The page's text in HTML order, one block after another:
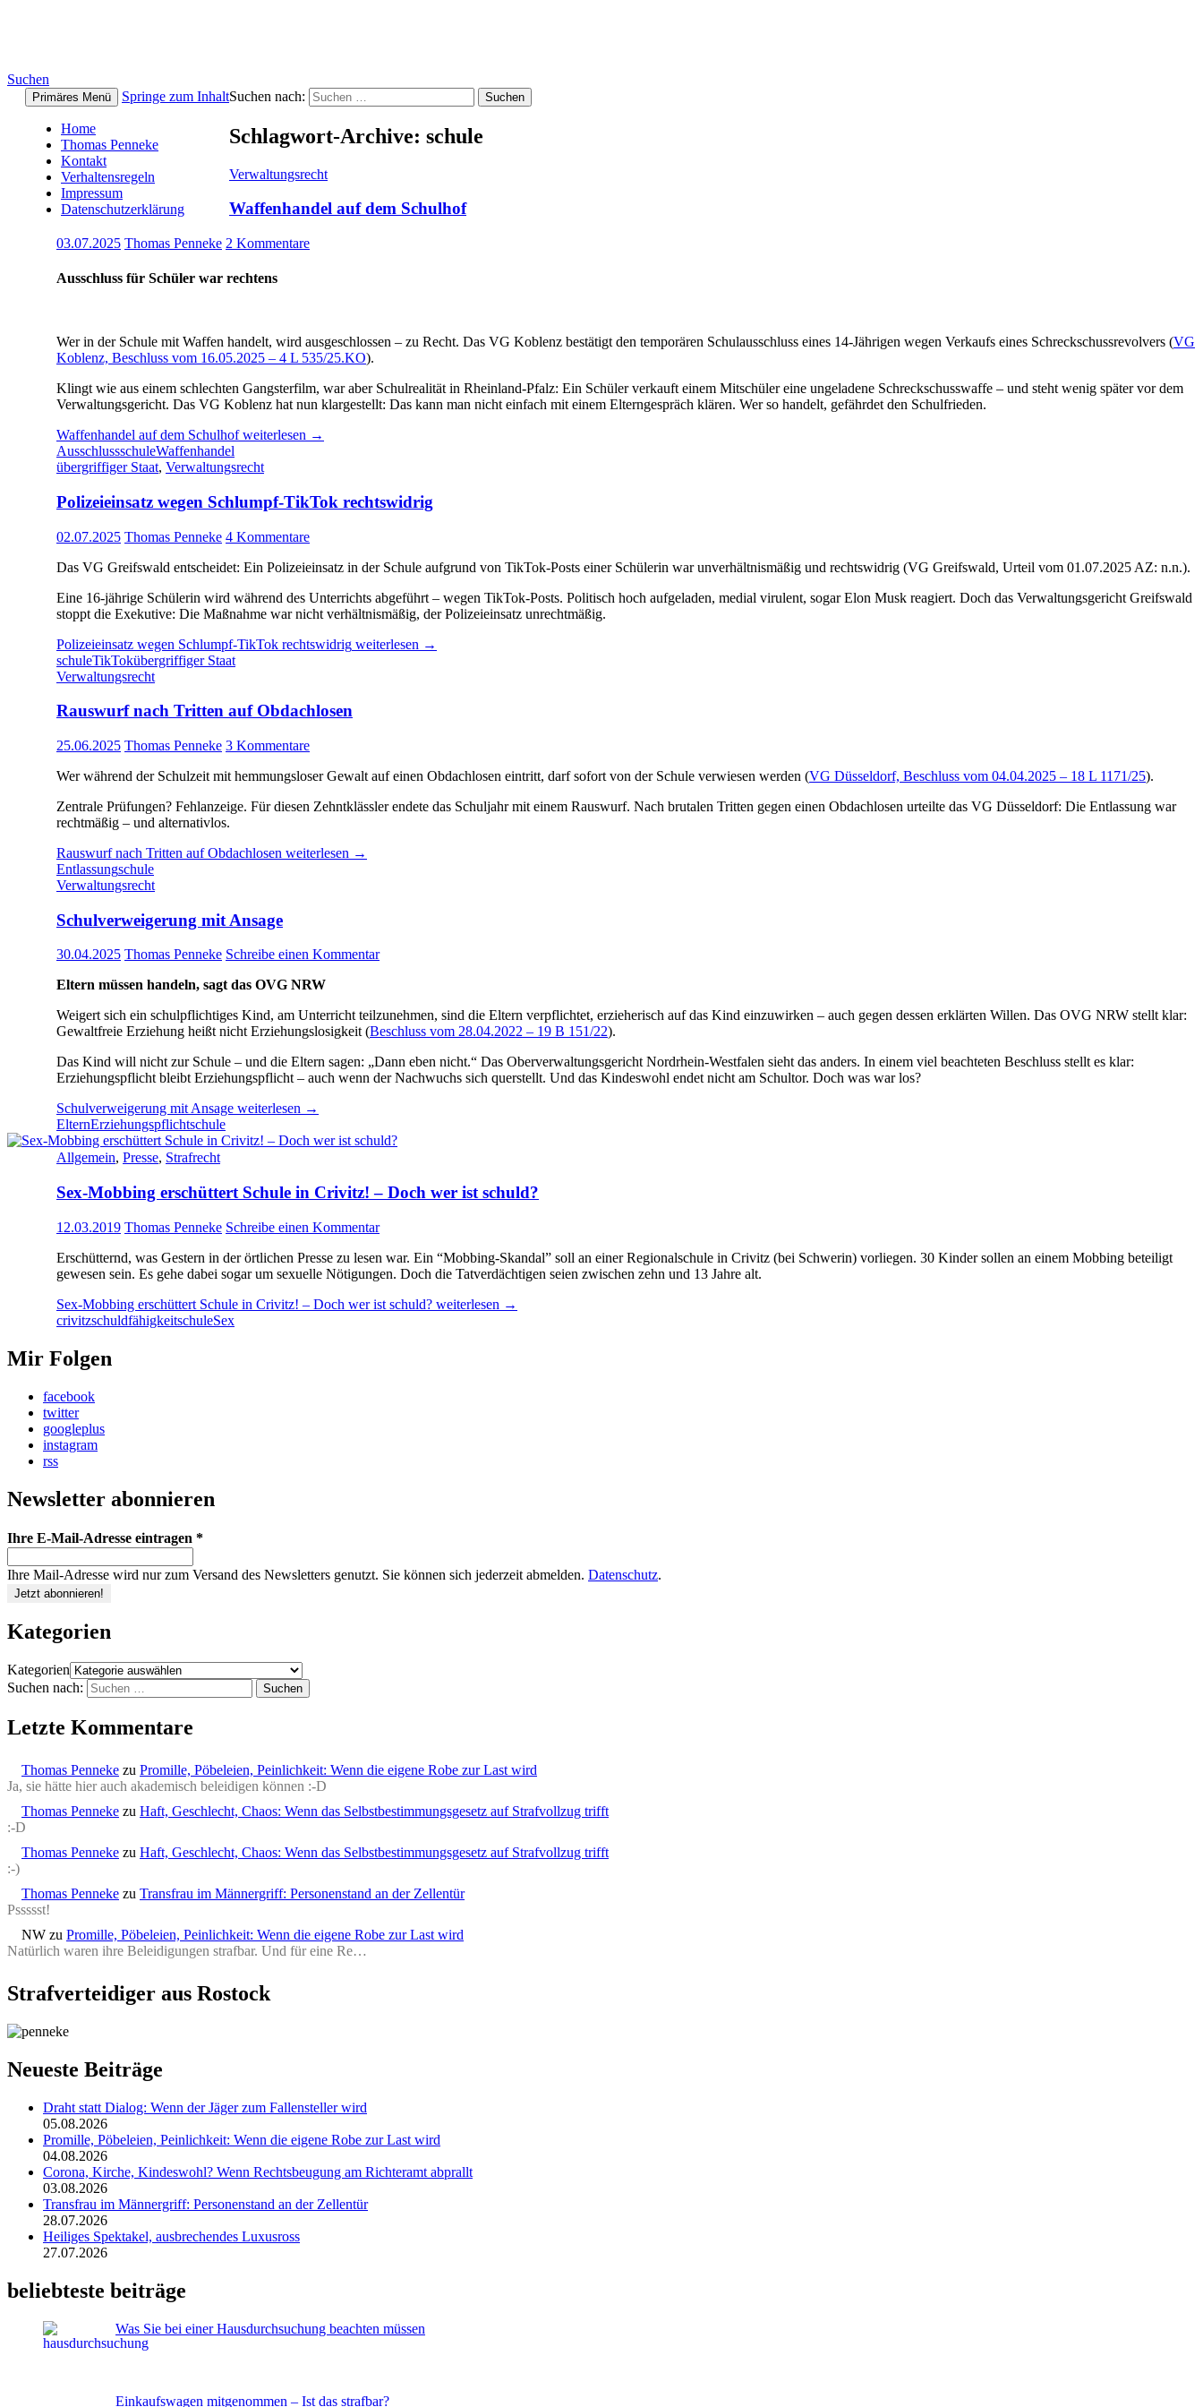
Suchen
Primäres Menü Springe zum Inhalt
Home
Thomas Penneke
Kontakt
Verhaltensregeln
Impressum
Datenschutzerklärung
Suchen nach:
Schlagwort-Archive: schule
Verwaltungsrecht
Waffenhandel auf dem Schulhof
03.07.2025 Thomas Penneke 2 Kommentare
Ausschluss für Schüler war rechtens
Wer in der Schule mit Waffen handelt, wird ausgeschlossen – zu Recht. Das VG Koblenz bestätigt den temporären Schulausschluss eines 14‑Jährigen wegen Verkaufs eines Schreckschussrevolvers (VG
Koblenz, Beschluss vom 16.05.2025 – 4 L 535/25.KO).
Klingt wie aus einem schlechten Gangsterfilm, war aber Schulrealität in Rheinland-Pfalz: Ein Schüler verkauft einem Mitschüler eine ungeladene Schreckschusswaffe – und steht wenig später vor dem
Verwaltungsgericht. Das VG Koblenz hat nun klargestellt: Das kann man nicht einfach mit einem Elterngespräch klären. Wer so handelt, gefährdet den Schulfrieden.
Waffenhandel auf dem Schulhofweiterlesen →
AusschlussschuleWaffenhandel
übergriffiger Staat, Verwaltungsrecht
Polizeieinsatz wegen Schlumpf-TikTok rechtswidrig
02.07.2025 Thomas Penneke 4 Kommentare
Das VG Greifswald entscheidet: Ein Polizeieinsatz in der Schule aufgrund von TikTok-Posts einer Schülerin war unverhältnismäßig und rechtswidrig (VG Greifswald, Urteil vom 01.07.2025 AZ: n.n.).
Eine 16‑jährige Schülerin wird während des Unterrichts abgeführt – wegen TikTok-Posts. Politisch hoch aufgeladen, medial virulent, sogar Elon Musk reagiert. Doch das Verwaltungsgericht Greifswald
stoppt die Exekutive: Die Maßnahme war nicht verhältnismäßig, der Polizeieinsatz unrechtmäßig.
Polizeieinsatz wegen Schlumpf-TikTok rechtswidrig weiterlesen →
schuleTikTokübergriffiger Staat
Verwaltungsrecht
Rauswurf nach Tritten auf Obdachlosen
25.06.2025 Thomas Penneke 3 Kommentare
Wer während der Schulzeit mit hemmungsloser Gewalt auf einen Obdachlosen eintritt, darf sofort von der Schule verwiesen werden (VG Düsseldorf, Beschluss vom 04.04.2025 – 18 L 1171/25).
Zentrale Prüfungen? Fehlanzeige. Für diesen Zehntklässler endete das Schuljahr mit einem Rauswurf. Nach brutalen Tritten gegen einen Obdachlosen urteilte das VG Düsseldorf: Die Entlassung war
rechtmäßig – und alternativlos.
Rauswurf nach Tritten auf Obdachlosen weiterlesen →
Entlassungschule
Verwaltungsrecht
Schulverweigerung mit Ansage
30.04.2025 Thomas Penneke Schreibe einen Kommentar
Eltern müssen handeln, sagt das OVG NRW
Weigert sich ein schulpflichtiges Kind, am Unterricht teilzunehmen, sind die Eltern verpflichtet, erzieherisch auf das Kind einzuwirken – auch gegen dessen erklärten Willen. Das OVG NRW stellt klar:
Gewaltfreie Erziehung heißt nicht Erziehungslosigkeit (Beschluss vom 28.04.2022 – 19 B 151/22).
Das Kind will nicht zur Schule – und die Eltern sagen: „Dann eben nicht.“ Das Oberverwaltungsgericht Nordrhein-Westfalen sieht das anders. In einem viel beachteten Beschluss stellt es klar:
Erziehungspflicht bleibt Erziehungspflicht – auch wenn der Nachwuchs sich querstellt. Und das Kindeswohl endet nicht am Schultor. Doch was war los?
Schulverweigerung mit Ansage weiterlesen →
ElternErziehungspflichtschule
Allgemein, Presse, Strafrecht
Sex-Mobbing erschüttert Schule in Crivitz! – Doch wer ist schuld?
12.03.2019 Thomas Penneke Schreibe einen Kommentar
Erschütternd, was Gestern in der örtlichen Presse zu lesen war. Ein “Mobbing-Skandal” soll an einer Regionalschule in Crivitz (bei Schwerin) vorliegen. 30 Kinder sollen an einem Mobbing beteiligt
gewesen sein. Es gehe dabei sogar um sexuelle Nötigungen. Doch die Tatverdächtigen seien zwischen zehn und 13 Jahre alt.
Sex-Mobbing erschüttert Schule in Crivitz! – Doch wer ist schuld? weiterlesen →
crivitzschuldfähigkeitschuleSex
Mir Folgen
facebook
twitter
googleplus
instagram
rss
Newsletter abonnieren
Ihre E-Mail-Adresse eintragen *
Ihre Mail-Adresse wird nur zum Versand des Newsletters genutzt. Sie können sich jederzeit abmelden. Datenschutz.
Kategorien
Kategorien
Suchen nach:
Letzte Kommentare
Thomas Penneke zu Promille, Pöbeleien, Peinlichkeit: Wenn die eigene Robe zur Last wird
Ja, sie hätte hier auch akademisch beleidigen können :-D
Thomas Penneke zu Haft, Geschlecht, Chaos: Wenn das Selbstbestimmungsgesetz auf Strafvollzug trifft
:-D
Thomas Penneke zu Haft, Geschlecht, Chaos: Wenn das Selbstbestimmungsgesetz auf Strafvollzug trifft
:-)
Thomas Penneke zu Transfrau im Männergriff: Personenstand an der Zellentür
Pssssst!
NW zu Promille, Pöbeleien, Peinlichkeit: Wenn die eigene Robe zur Last wird
Natürlich waren ihre Beleidigungen strafbar. Und für eine Re…
Strafverteidiger aus Rostock
Neueste Beiträge
Draht statt Dialog: Wenn der Jäger zum Fallensteller wird
05.08.2026
Promille, Pöbeleien, Peinlichkeit: Wenn die eigene Robe zur Last wird
04.08.2026
Corona, Kirche, Kindeswohl? Wenn Rechtsbeugung am Richteramt abprallt
03.08.2026
Transfrau im Männergriff: Personenstand an der Zellentür
28.07.2026
Heiliges Spektakel, ausbrechendes Luxusross
27.07.2026
beliebteste beiträge
Was Sie bei einer Hausdurchsuchung beachten müssen
Einkaufswagen mitgenommen – Ist das strafbar?